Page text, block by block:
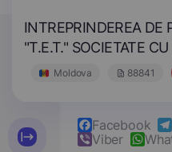
INTREPRINDEREA DE
"T.E.T." SOCIETATE
Moldova 88841
Facebook
Viber